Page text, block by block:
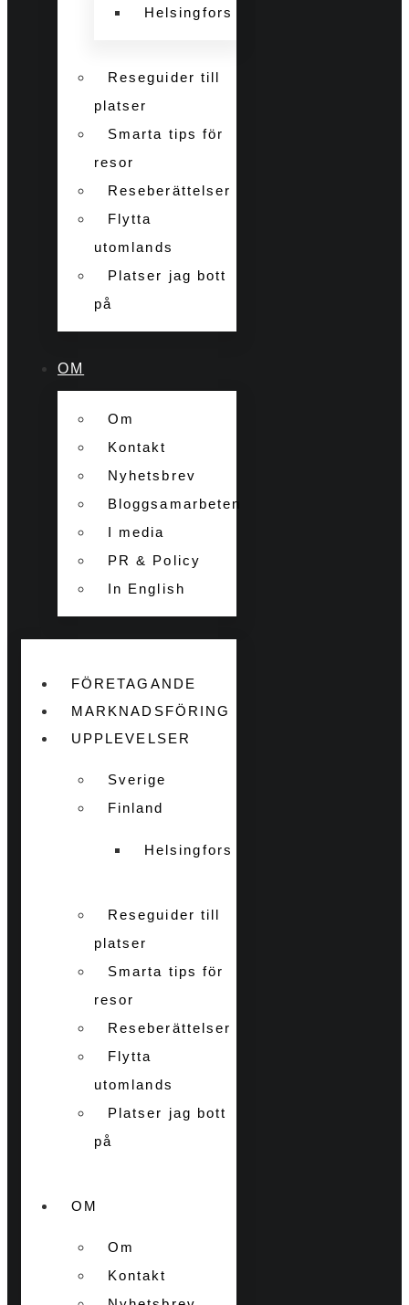
Helsingfors
Reseguider till
platser
Smarta tips för
resor
Reseberättelser
Flytta
utomlands
Platser jag bott
på
OM
Om
Kontakt
Nyhetsbrev
Bloggsamarbeten
I media
PR & Policy
In English
FÖRETAGANDE
MARKNADSFÖRING
UPPLEVELSER
Sverige
Finland
Helsingfors
Reseguider till
platser
Smarta tips för
resor
Reseberättelser
Flytta
utomlands
Platser jag bott
på
OM
Om
Kontakt